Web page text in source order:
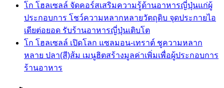
โก โฮลเซลล์ จัดคอร์สเสริมความรู้ด้านอาหารญี่ปุ่นแก่ผู้
ประกอบการ โชว์ความหลากหลายวัตถุดิบ จุดประกายไอ
เดียต่อยอด รับร้านอาหารญี่ปุ่นเติบโต
โก โฮลเซลล์ เปิดโลก แซลมอน-เทราต์ ชูความหลาก
หลาย ปลา(สี)ส้ม เมนูฮิตสร้างมูลค่าเพิ่มเพื่อผู้ประกอบการ
ร้านอาหาร